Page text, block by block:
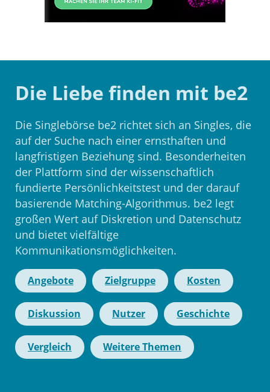
Die Liebe finden mit be2
Die Singlebörse be2 richtet sich an Singles, die
auf der Suche nach einer ernsthaften und
langfristigen Beziehung sind. Besonderheiten
der Plattform sind der wissenschaftlich
fundierte Persönlichkeitstest und der darauf
basierende Matching-Algorithmus. be2 legt
großen Wert auf Diskretion und Datenschutz
und bietet vielfältige
Kommunikationsmöglichkeiten.
Angebote Zielgruppe Kosten
Diskussion Nutzer Geschichte
Vergleich Weitere Themen